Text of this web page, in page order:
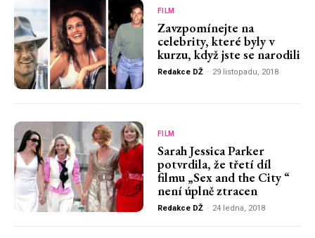
FILM
Zavzpomínejte na
celebrity, které byly v
kurzu, když jste se narodili
Redakce DŽ - 29 listopadu, 2018
FILM
Sarah Jessica Parker
potvrdila, že třetí díl
filmu „Sex and the City “
není úplně ztracen
Redakce DŽ - 24 ledna, 2018